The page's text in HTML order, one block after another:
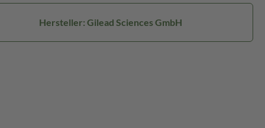
Hersteller: Gilead Sciences GmbH